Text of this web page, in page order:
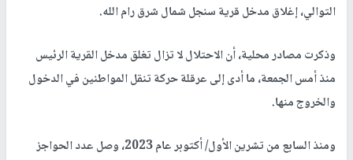
التوالي، إغلاق مدخل قرية سنجل شمال شرق رام الله.
وذكرت مصادر محلية، أن الاحتلال لا تزال تغلق مدخل القرية الرئيس
منذ أمس الجمعة، ما أدى إلى عرقلة حركة تنقل المواطنين في الدخول
والخروج منها.
ومنذ السابع من تشرين الأول/ أكتوبر عام 2023، وصل عدد الحواجز